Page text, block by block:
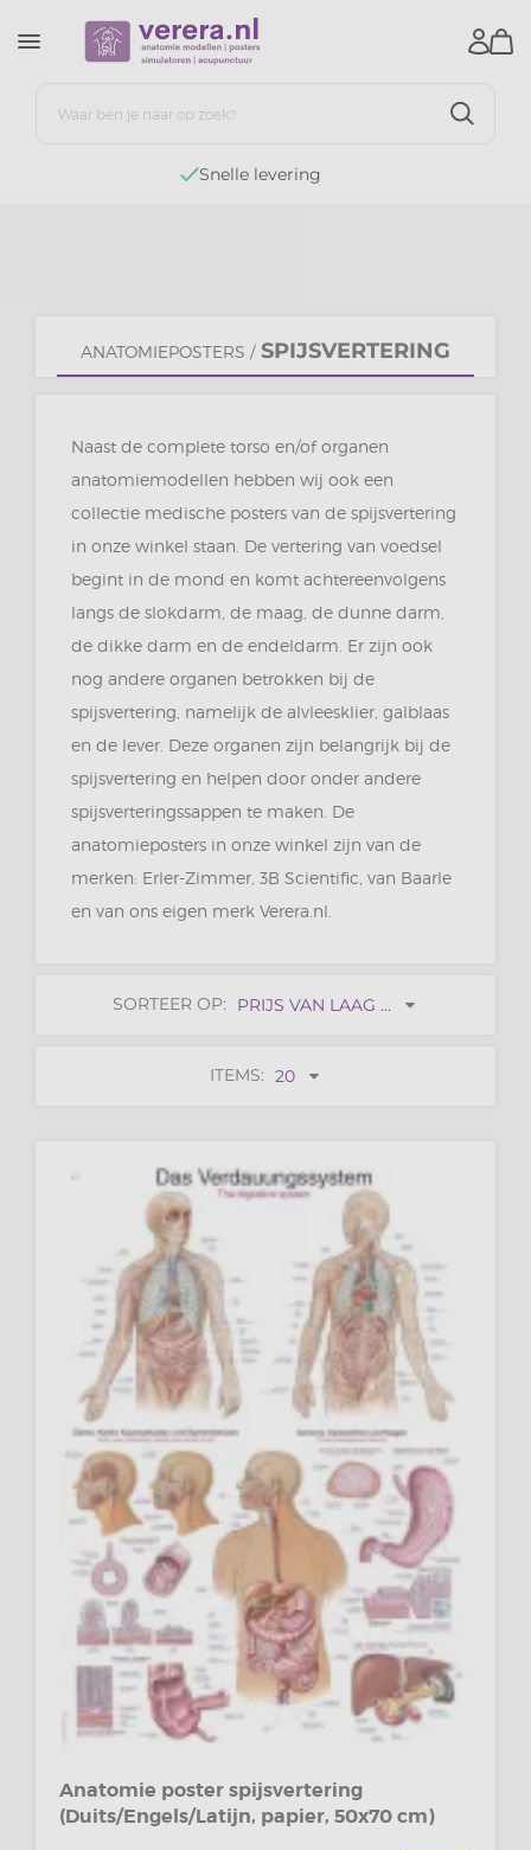
ANATOMIEPOSTERS / SPIJSVERTERING
Naast de complete torso en/of organen
anatomiemodellen hebben wij ook een
collectie medische posters van de spijsvertering
in onze winkel staan. De vertering van voedsel
begint in de mond en komt achtereenvolgens
langs de slokdarm, de maag, de dunne darm,
de dikke darm en de endeldarm. Er zijn ook
nog andere organen betrokken bij de
spijsvertering, namelijk de alvleesklier, galblaas
en de lever. Deze organen zijn belangrijk bij de
spijsvertering en helpen door onder andere
spijsverteringssappen te maken. De
anatomieposters in onze winkel zijn van de
merken: Erler-Zimmer, 3B Scientific, van Baarle
en van ons eigen merk Verera.nl.
SORTEER OP: PRIJS VAN LAAG ...
ITEMS: 20
Anatomie poster spijsvertering
(Duits/Engels/Latijn, papier, 50x70 cm)